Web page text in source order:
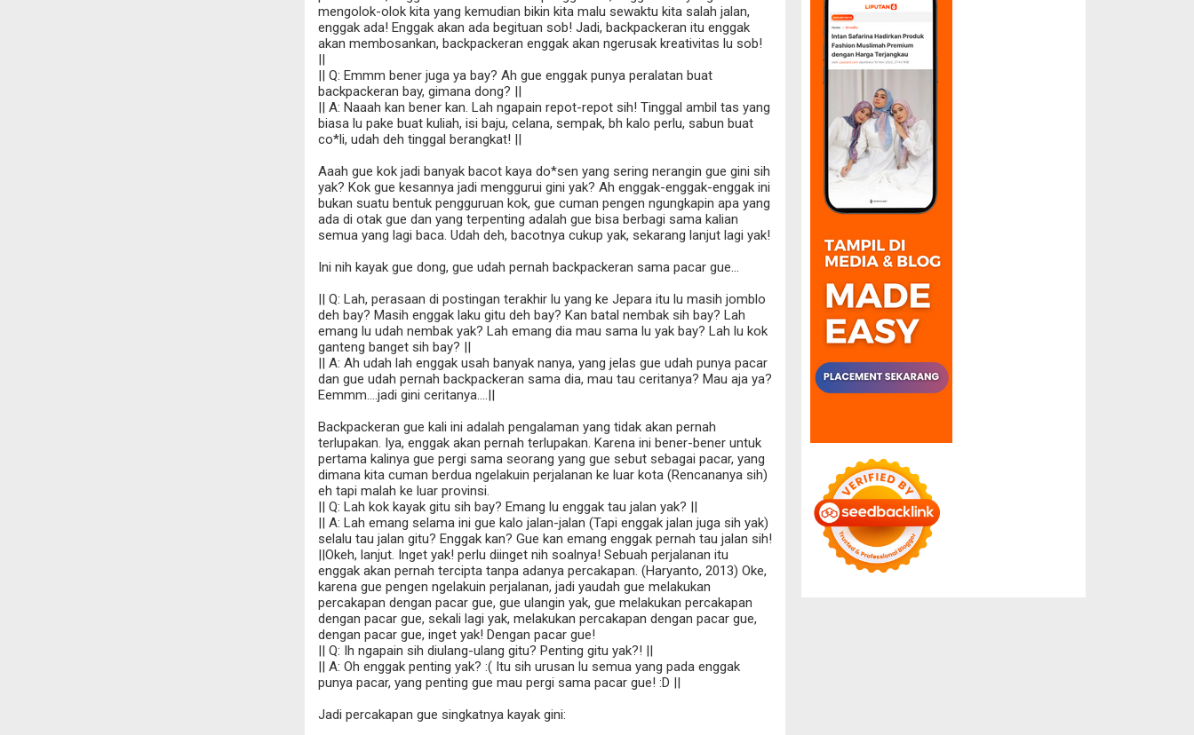
mengolok-olok kita yang kemudian bikin kita malu sewaktu kita salah jalan,
enggak ada! Enggak akan ada begituan sob! Jadi, backpackeran itu enggak
akan membosankan, backpackeran enggak akan ngerusak kreativitas lu sob!
||
|| Q: Emmm bener juga ya bay? Ah gue enggak punya peralatan buat
backpackeran bay, gimana dong? ||
|| A: Naaah kan bener kan. Lah ngapain repot-repot sih! Tinggal ambil tas yang
biasa lu pake buat kuliah, isi baju, celana, sempak, bh kalo perlu, sabun buat
co*li, udah deh tinggal berangkat! ||
Aaah gue kok jadi banyak bacot kaya do*sen yang sering nerangin gue gini sih
yak? Kok gue kesannya jadi menggurui gini yak? Ah enggak-enggak-enggak ini
bukan suatu bentuk pengguruan kok, gue cuman pengen ngungkapin apa yang
ada di otak gue dan yang terpenting adalah gue bisa berbagi sama kalian
semua yang lagi baca. Udah deh, bacotnya cukup yak, sekarang lanjut lagi yak!
Ini nih kayak gue dong, gue udah pernah backpackeran sama pacar gue...
|| Q: Lah, perasaan di postingan terakhir lu yang ke Jepara itu lu masih jomblo
deh bay? Masih enggak laku gitu deh bay? Kan batal nembak sih bay? Lah
emang lu udah nembak yak? Lah emang dia mau sama lu yak bay? Lah lu kok
ganteng banget sih bay? ||
|| A: Ah udah lah enggak usah banyak nanya, yang jelas gue udah punya pacar
dan gue udah pernah backpackeran sama dia, mau tau ceritanya? Mau aja ya?
Eemmm....jadi gini ceritanya....||
Backpackeran gue kali ini adalah pengalaman yang tidak akan pernah
terlupakan. Iya, enggak akan pernah terlupakan. Karena ini bener-bener untuk
pertama kalinya gue pergi sama seorang yang gue sebut sebagai pacar, yang
dimana kita cuman berdua ngelakuin perjalanan ke luar kota (Rencananya sih)
eh tapi malah ke luar provinsi.
|| Q: Lah kok kayak gitu sih bay? Emang lu enggak tau jalan yak? ||
|| A: Lah emang selama ini gue kalo jalan-jalan (Tapi enggak jalan juga sih yak)
selalu tau jalan gitu? Enggak kan? Gue kan emang enggak pernah tau jalan sih!
||Okeh, lanjut. Inget yak! perlu diinget nih soalnya! Sebuah perjalanan itu
enggak akan pernah tercipta tanpa adanya percakapan. (Haryanto, 2013) Oke,
karena gue pengen ngelakuin perjalanan, jadi yaudah gue melakukan
percakapan dengan pacar gue, gue ulangin yak, gue melakukan percakapan
dengan pacar gue, sekali lagi yak, melakukan percakapan dengan pacar gue,
dengan pacar gue, inget yak! Dengan pacar gue!
|| Q: Ih ngapain sih diulang-ulang gitu? Penting gitu yak?! ||
|| A: Oh enggak penting yak? :( Itu sih urusan lu semua yang pada enggak
punya pacar, yang penting gue mau pergi sama pacar gue! :D ||
Jadi percakapan gue singkatnya kayak gini: